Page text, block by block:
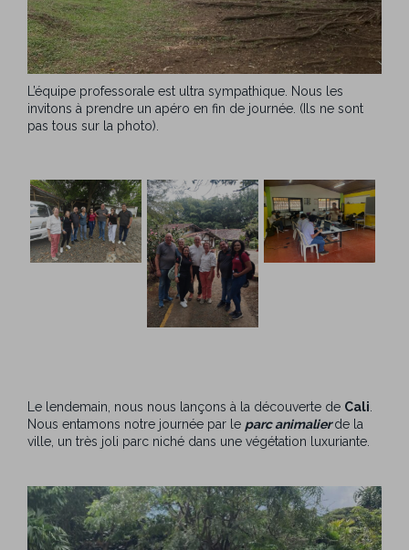
L’équipe professorale est ultra sympathique. Nous les
invitons à prendre un apéro en fin de journée. (Ils ne sont
pas tous sur la photo).
Le lendemain, nous nous lançons à la découverte de Cali
Nous entamons notre journée par le parc animalierde la
ville, un très joli parc niché dans une végétation luxuriante.